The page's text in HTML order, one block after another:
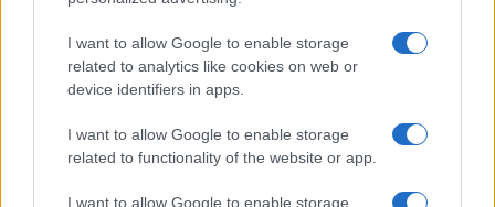
I want to allow Google to enable storage
related to analytics like cookies on web or
device identifiers in apps.
I want to allow Google to enable storage
related to functionality of the website or app.
I want to allow Google to enable storage